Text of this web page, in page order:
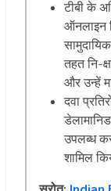
टीबी के
ऑनलाइन
तहत नि-
और उन्हें
दवा
उपलब्ध
शामिल